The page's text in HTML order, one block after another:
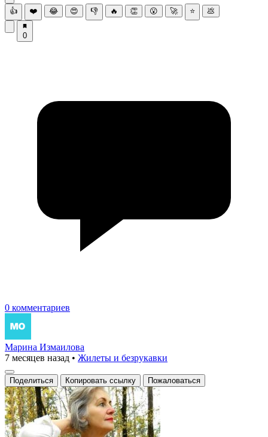
👍 ❤️ 😂 😍 👎 🔥 👏 😮 🚀 ⭐ 💩
0
0 комментариев
Марина Измаилова
7 месяцев назад • Жилеты и безрукавки
Поделиться Копировать ссылку Пожаловаться